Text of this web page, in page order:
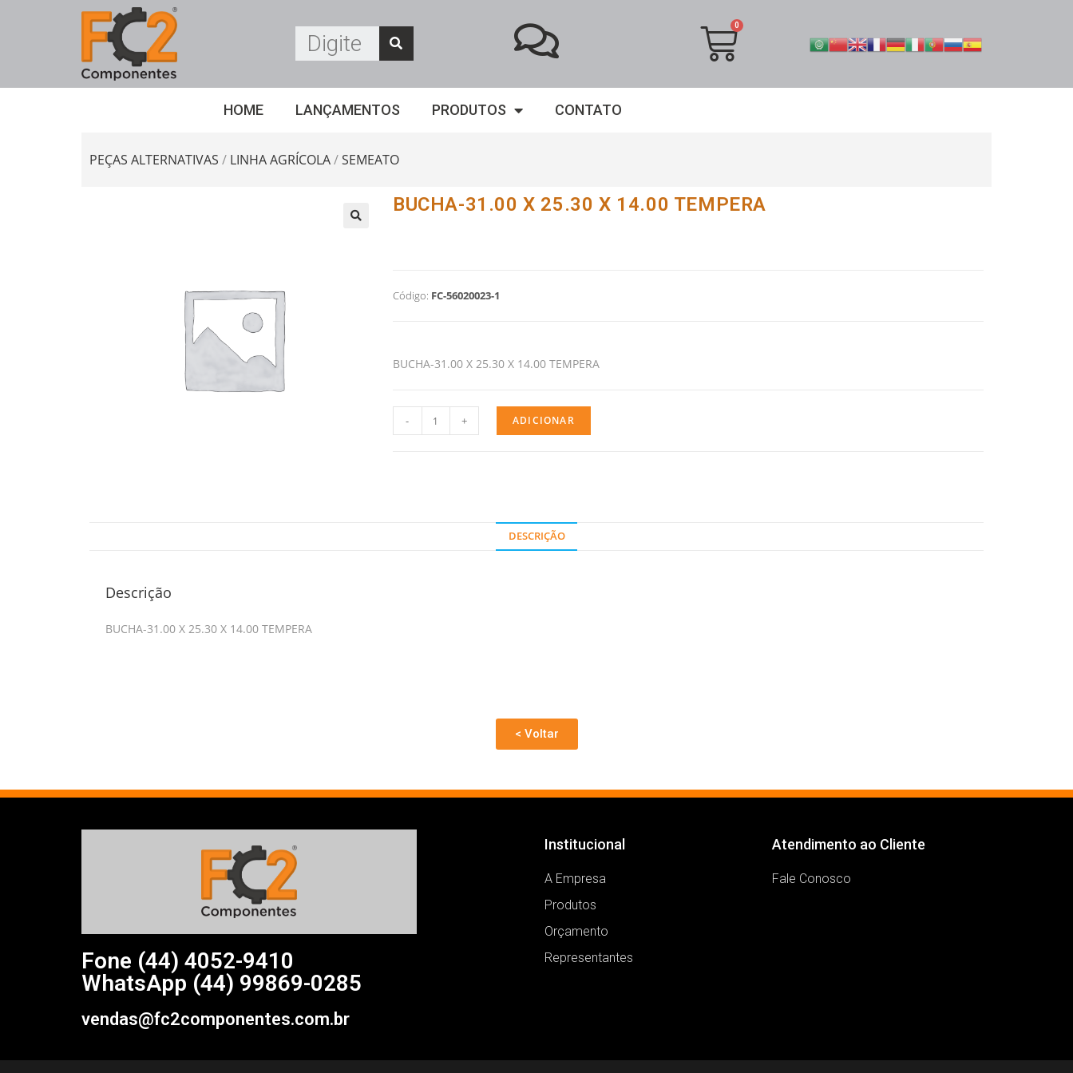
HOME LANÇAMENTOS PRODUTOS CONTATO
PEÇAS ALTERNATIVAS / LINHA AGRÍCOLA/SEMEATO
BUCHA-31.00 X 25.30 X 14.00 TEMPERA
Código: FC-56020023-1
BUCHA-31.00 X 25.30 X 14.00 TEMPERA
- + ADICIONAR
DESCRIÇÃO
Descrição
BUCHA-31.00 X 25.30 X 14.00 TEMPERA
< Voltar
Fone (44) 4052-9410
WhatsApp (44) 99869-0285
vendas@fc2componentes.com.br
Institucional
A Empresa
Produtos
Orçamento
Representantes
Atendimento ao Cliente
Fale Conosco